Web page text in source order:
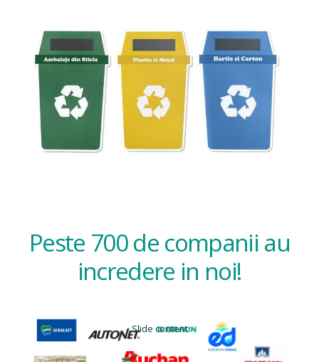
Peste 700 de companii au
incredere in noi!
Slide content